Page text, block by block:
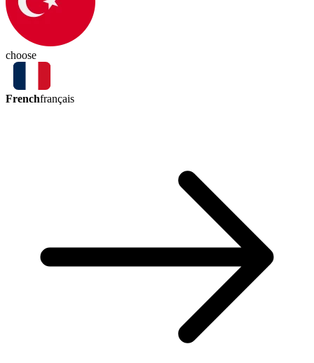
choose
Frenchfrançais